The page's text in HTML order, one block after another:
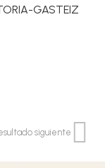
GASTEIZ
siguiente